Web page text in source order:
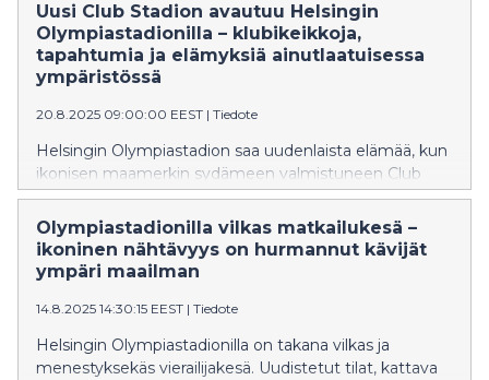
Uusi Club Stadion avautuu Helsingin
Olympiastadionilla – klubikeikkoja,
tapahtumia ja elämyksiä ainutlaatuisessa
ympäristössä
20.8.2025 09:00:00 EEST | Tiedote
Helsingin Olympiastadion saa uudenlaista elämää, kun
ikonisen maamerkin sydämeen valmistuneen Club
Stadionin, musiikki- ja tapahtumaklubin, toiminta
käynnistyy. Syksyllä 2025 lavalle nousee monipuolinen
kattaus kotimaisia artisteja.
Olympiastadionilla vilkas matkailukesä –
ikoninen nähtävyys on hurmannut kävijät
ympäri maailman
14.8.2025 14:30:15 EEST | Tiedote
Helsingin Olympiastadionilla on takana vilkas ja
menestyksekäs vierailijakesä. Uudistetut tilat, kattava